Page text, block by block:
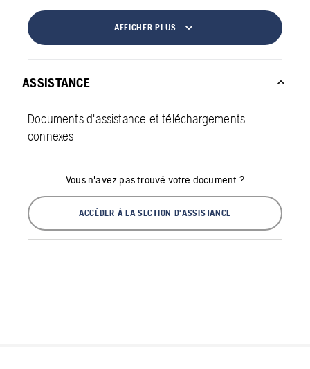
AFFICHER PLUS
ASSISTANCE
Documents d'assistance et téléchargements
connexes
Vous n'avez pas trouvé votre document ?
ACCÉDER À LA SECTION D'ASSISTANCE